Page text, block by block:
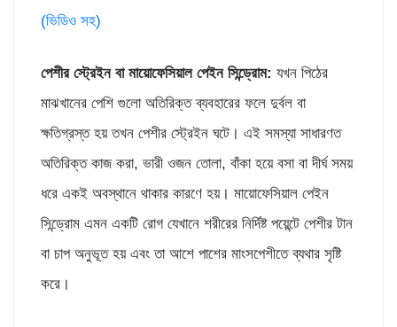
(ভিডিও সহ)
পেশীর স্ট্রেইন বা মায়োফেসিয়াল পেইন সিন্ড্রোম: যখন পিঠের
মাঝখানের পেশি গুলো অতিরিক্ত ব্যবহারের ফলে দুর্বল বা
ক্ষতিগ্রস্ত হয় তখন পেশীর স্ট্রেইন ঘটে। এই সমস্যা সাধারণত
অতিরিক্ত কাজ করা, ভারী ওজন তোলা, বাঁকা হয়ে বসা বা দীর্ঘ সময়
ধরে একই অবস্থানে থাকার কারণে হয়। মায়োফেসিয়াল পেইন
সিন্ড্রোম এমন একটি রোগ যেখানে শরীরের নির্দিষ্ট পয়েন্টে পেশীর টান
বা চাপ অনুভূত হয় এবং তা আশে পাশের মাংসপেশীতে ব্যথার সৃষ্টি
করে।